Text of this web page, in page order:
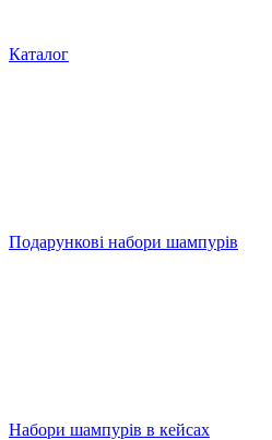
Каталог
Подарункові набори шампурів
Набори шампурів в кейсах